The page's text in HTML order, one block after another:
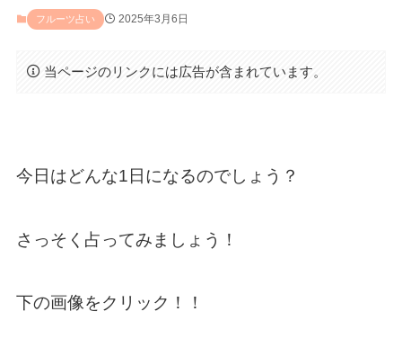
フルーツ占い 2025年3月6日
当ページのリンクには広告が含まれています。
今日はどんな1日になるのでしょう？
さっそく占ってみましょう！
下の画像をクリック！！